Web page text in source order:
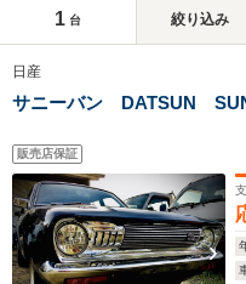
1 台 絞り込み
日産
サニーバン DATSUN
販売店保証